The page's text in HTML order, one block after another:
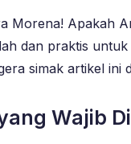
Morena! Apakah
dan praktis
simak artikel
Wajib